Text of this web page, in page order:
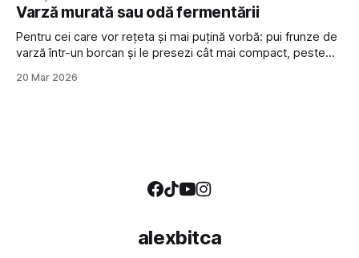
sunt mici) în rondele de vreo jumătate de centimetru
grosime și pune-le
Varză murată sau odă fermentării
Pentru cei care vor rețeta și mai puțină vorbă: pui frunze de
varză într-un borcan și le presezi cât mai compact, peste
exemplu, 20 g de sare la 1 litru de apă) și pui o greutate ca
20 Mar 2026
alexbitca